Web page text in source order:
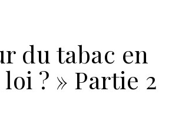
du tabac en
? » Partie 2